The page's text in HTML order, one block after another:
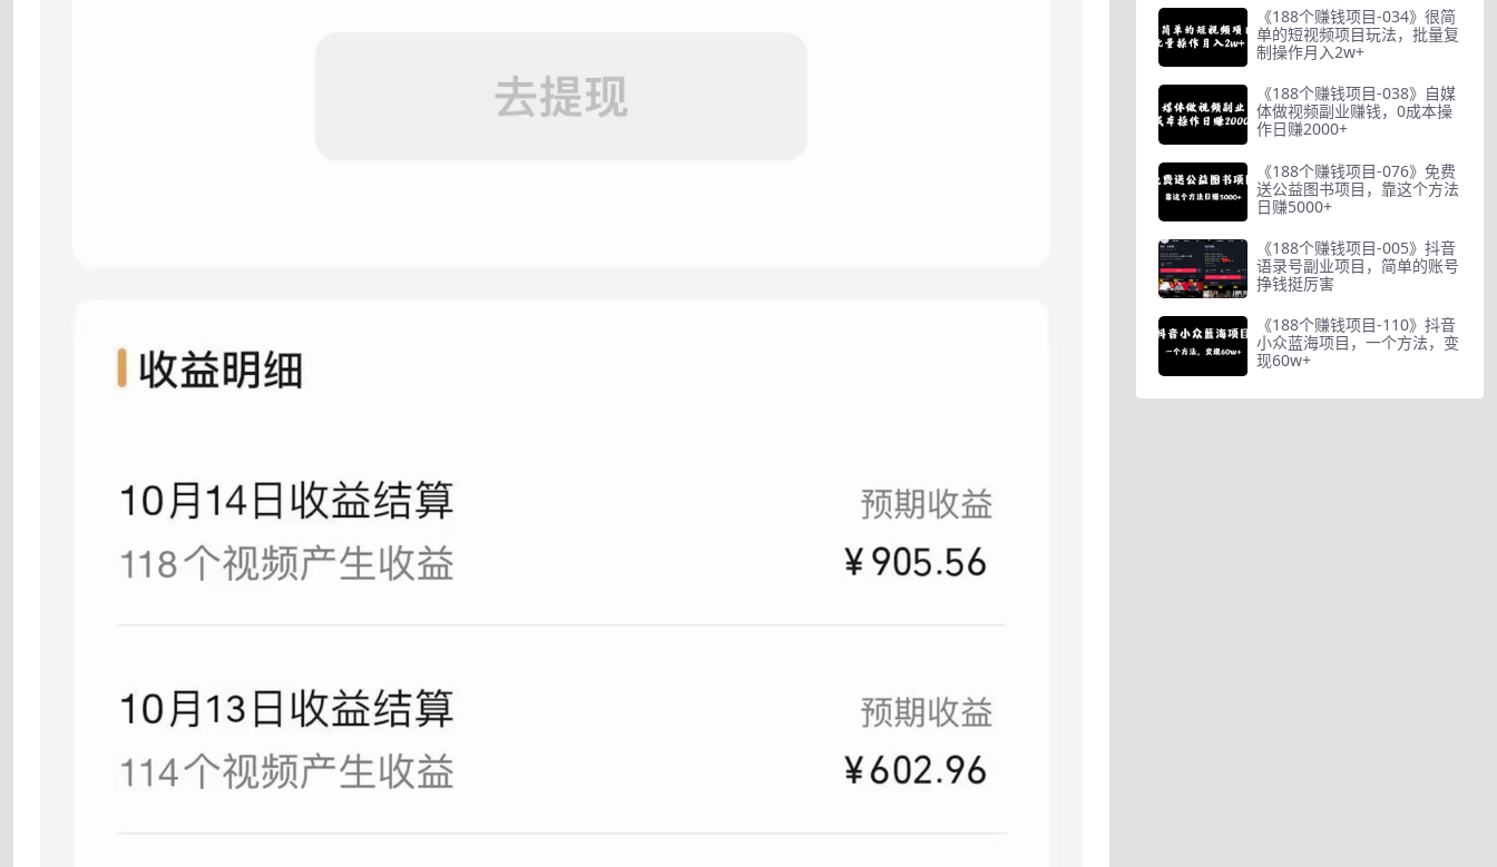
《188个赚钱项目-034》很简
单的短视频项目玩法，批量复
制操作月入2w+
《188个赚钱项目-038》自媒
体做视频副业赚钱，0成本操
作日赚2000+
《188个赚钱项目-076》免费
送公益图书项目，靠这个方法
日赚5000+
《188个赚钱项目-005》抖音
语录号副业项目，简单的账号
挣钱挺厉害
《188个赚钱项目-110》抖音
小众蓝海项目，一个方法，变
现60w+